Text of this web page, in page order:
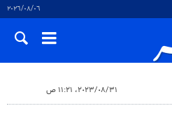
٠٦‏/٠٨‏/٢٠٢٦
٣١‏/٠٨‏/٢٠٢٣، ١١:٢١ ص